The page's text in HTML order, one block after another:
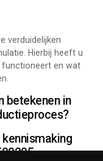
verduidelijken
Hierbij heeft u
functioneert en wat
betekenen in